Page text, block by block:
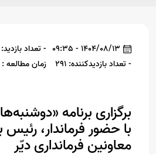
1404/08/13 - 09:35
- تعداد بازدید: 292
- تعداد بازدیدکننده: 291
زمان مطالعه : 1 دقیقه
برگزاری برنامه
با حضور فرماندار،
معاونین فرمانداری دیّر